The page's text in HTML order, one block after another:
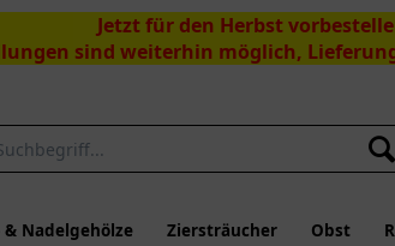
Jetzt für den Herbst
sind weiterhin möglich,
Suchen
& Nadelgehölze Ziersträucher Obst